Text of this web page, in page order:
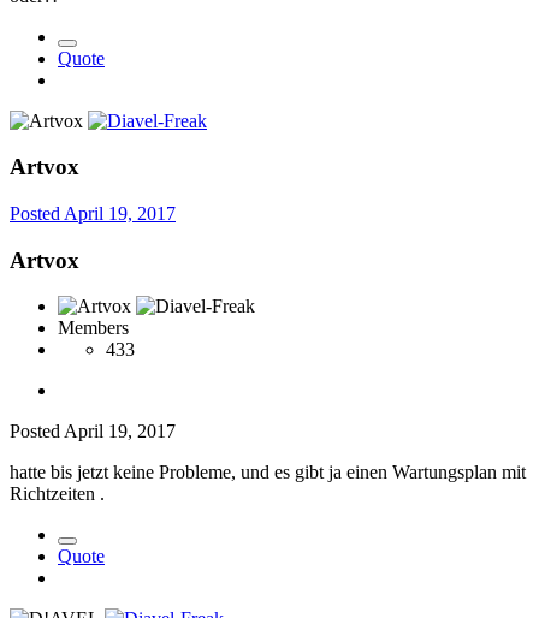
Quote
Artvox
Posted April 19, 2017
Artvox
Members
433
PostedApril 19, 2017
hatte bis jetzt keine Probleme, und es gibt ja einen Wartungsplan mit
Richtzeiten .
Quote